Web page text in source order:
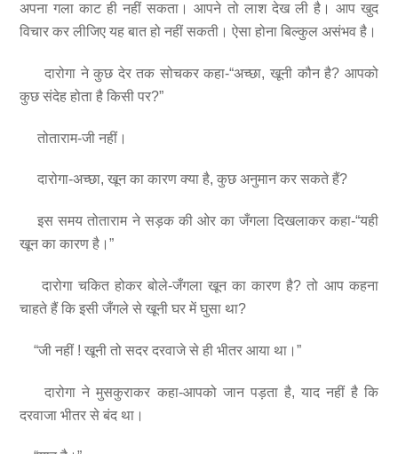
अपना गला काट ही नहीं सकता। आपने तो लाश देख ली है। आप खुद
विचार कर लीजिए यह बात हो नहीं सकती। ऐसा होना बिल्कुल असंभव है।
दारोगा ने कुछ देर तक सोचकर कहा-“अच्छा, खूनी कौन है? आपको
कुछ संदेह होता है किसी पर?”
तोताराम-जी नहीं।
दारोगा-अच्छा, खून का कारण क्या है, कुछ अनुमान कर सकते हैं?
इस समय तोताराम ने सड़क की ओर का जँगला दिखलाकर कहा-“यही
खून का कारण है।”
दारोगा चकित होकर बोले-जँगला खून का कारण है? तो आप कहना
चाहते हैं कि इसी जँगले से खूनी घर में घुसा था?
“जी नहीं ! खूनी तो सदर दरवाजे से ही भीतर आया था।”
दारोगा ने मुसकुराकर कहा-आपको जान पड़ता है, याद नहीं है कि
दरवाजा भीतर से बंद था।